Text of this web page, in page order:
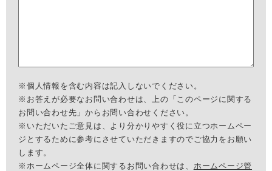
※個人情報を含む内容は記入しないでください。
※お答えが必要なお問い合わせは、上の「このページに関する
お問い合わせ先」からお問い合わせください。
※いただいたご意見は、より分かりやすく役に立つホームペー
ジとするために参考にさせていただきますのでご協力をお願い
します。
※ホームページ全体に関するお問い合わせは、 ホームページ管